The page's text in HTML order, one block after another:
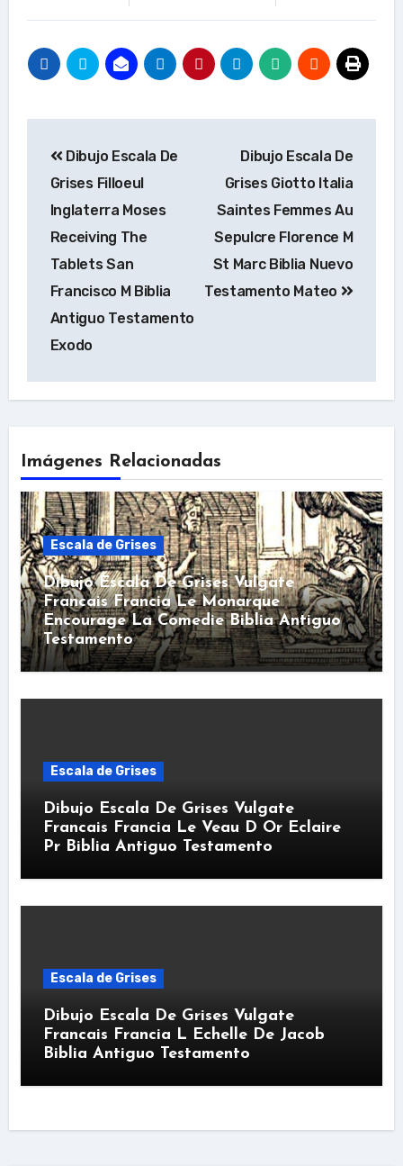
de
entradas
Dibujo Escala De
Grises Filloeul
Inglaterra Moses
Receiving The
Tablets San
Francisco M Biblia
Antiguo Testamento
Exodo
Dibujo Escala De
Grises Giotto Italia
Saintes Femmes Au
Sepulcre Florence M
St Marc Biblia Nuevo
Testamento Mateo
Imágenes Relacionadas
Escala de Grises
Dibujo Escala De Grises Vulgate
Francais Francia Le Monarque
Encourage La Comedie Biblia Antiguo
Testamento
Escala de Grises
Dibujo Escala De Grises Vulgate
Francais Francia Le Veau D Or Eclaire
Pr Biblia Antiguo Testamento
Escala de Grises
Dibujo Escala De Grises Vulgate
Francais Francia L Echelle De Jacob
Biblia Antiguo Testamento